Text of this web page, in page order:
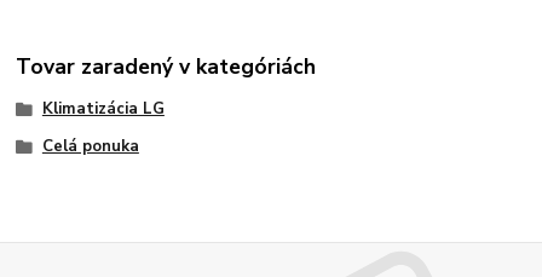
Tovar zaradený v kategóriách
Klimatizácia LG
Celá ponuka